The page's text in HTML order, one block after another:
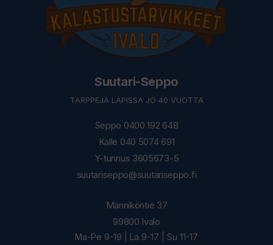
Suutari-Seppo
TÄRPPEJÄ LAPISSA JO 40 VUOTTA
Seppo 0400 192 648
Kalle 040 5074 691
Y-tunnus 3605673-5
suutariseppo@suutariseppo.fi
Männiköntie 37
99800 Ivalo
Ma-Pe 9-19 | La 9-17 | Su 11-17